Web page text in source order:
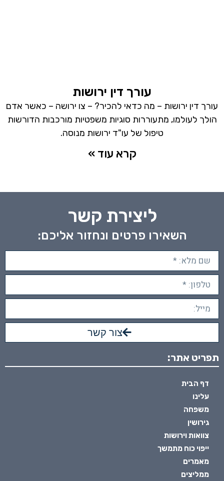
עורך דין ירושות
עורך דין ירושות – מה כדאי להכיר? – צו ירושה – כאשר אדם
הולך לעולמו, מתעוררות סוגיות משפטיות מורכבות הדורשות
טיפול של עו"ד ירושות מנוסה.
קרא עוד »
ליצירת קשר
השאירו פרטים ונחזור אליכם:
צור קשר
תפריט אתר:
דף הבית
עלינו
משפחה
גירושין
צוואות וירושות
ייפוי כוח מתמשך
מאמרים
ממליצים